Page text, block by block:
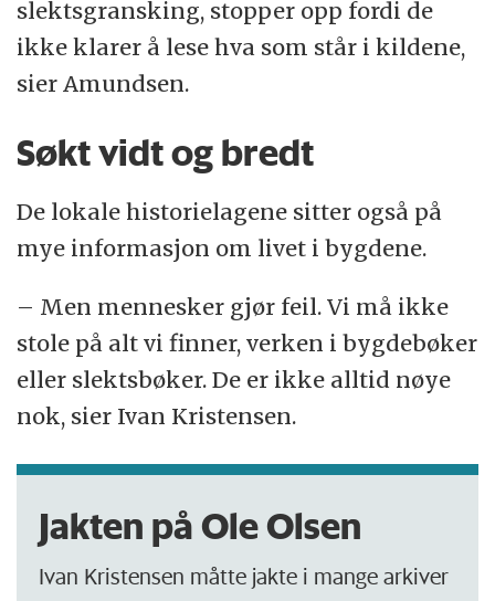
slektsgransking, stopper opp fordi de
ikke klarer å lese hva som står i kildene,
sier Amundsen.
Søkt vidt og bredt
De lokale historielagene sitter også på
mye informasjon om livet i bygdene.
– Men mennesker gjør feil. Vi må ikke
stole på alt vi finner, verken i bygdebøker
eller slektsbøker. De er ikke alltid nøye
nok, sier Ivan Kristensen.
Jakten på Ole Olsen
Ivan Kristensen måtte jakte i mange arkiver